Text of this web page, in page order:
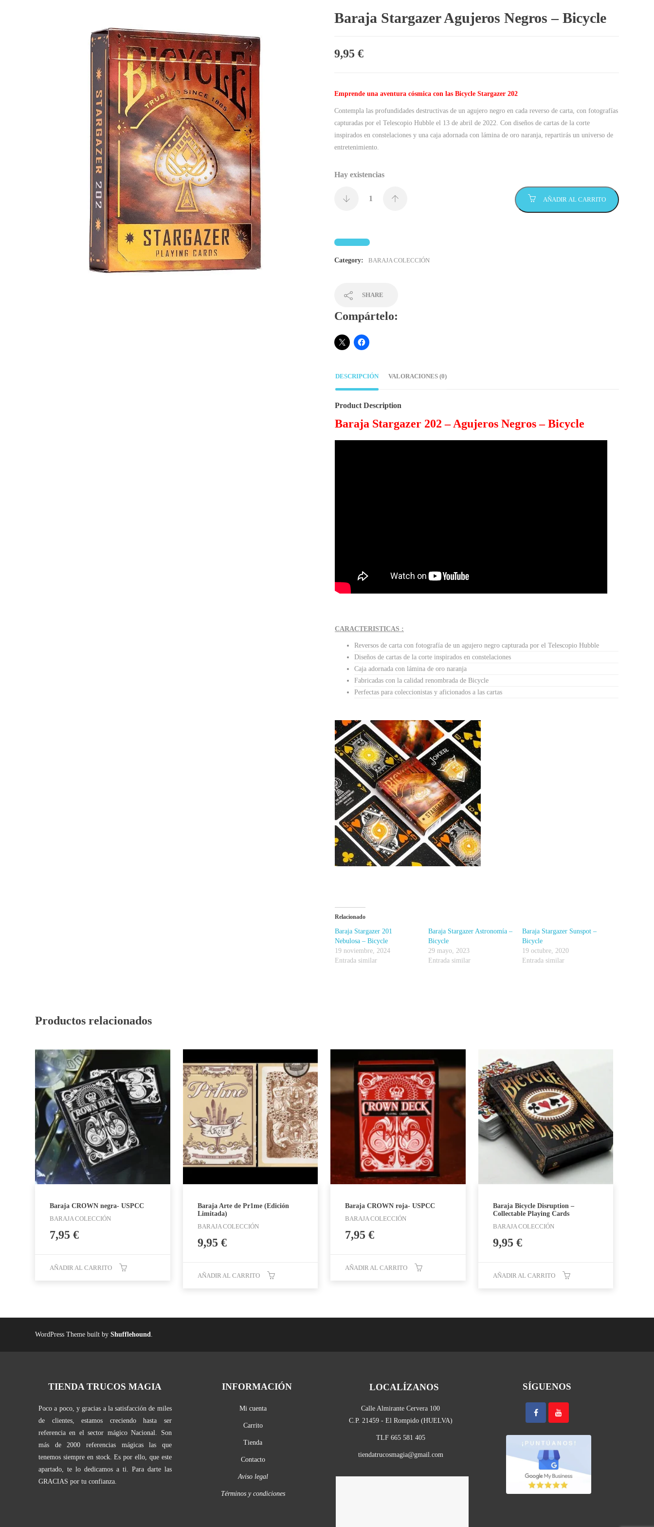
Baraja Stargazer Agujeros Negros – Bicycle
9,95 €
Emprende una aventura cósmica con las Bicycle Stargazer 202
Contempla las profundidades destructivas de un agujero negro en cada reverso de carta, con fotografías
capturadas por el Telescopio Hubble el 13 de abril de 2022. Con diseños de cartas de la corte
inspirados en constelaciones y una caja adornada con lámina de oro naranja, repartirás un universo de
entretenimiento.
Hay existencias
AÑADIR AL CARRITO
Category: BARAJA COLECCIÓN
SHARE
Compártelo:
DESCRIPCIÓN VALORACIONES (0)
Product Description
Baraja Stargazer 202 – Agujeros Negros – Bicycle
CARACTERISTICAS :
Reversos de carta con fotografía de un agujero negro capturada por el Telescopio Hubble
Diseños de cartas de la corte inspirados en constelaciones
Caja adornada con lámina de oro naranja
Fabricadas con la calidad renombrada de Bicycle
Perfectas para coleccionistas y aficionados a las cartas
Relacionado
Baraja Stargazer 201
Nebulosa – Bicycle
19 noviembre, 2024
Entrada similar
Baraja Stargazer Astronomía –
Bicycle
29 mayo, 2023
Entrada similar
Baraja Stargazer Sunspot –
Bicycle
19 octubre, 2020
Entrada similar
Productos relacionados
Baraja CROWN negra- USPCC
BARAJA COLECCIÓN
7,95 €
AÑADIR AL CARRITO
Baraja Arte de Pr1me (Edición
Limitada)
BARAJA COLECCIÓN
9,95 €
AÑADIR AL CARRITO
Baraja CROWN roja- USPCC
BARAJA COLECCIÓN
7,95 €
AÑADIR AL CARRITO
Baraja Bicycle Disruption –
Collectable Playing Cards
BARAJA COLECCIÓN
9,95 €
AÑADIR AL CARRITO
WordPress Theme built by Shufflehound.
TIENDA TRUCOS MAGIA
Poco a poco, y gracias a la satisfacción de miles
de clientes, estamos creciendo hasta ser
referencia en el sector mágico Nacional. Son
más de 2000 referencias mágicas las que
tenemos siempre en stock. Es por ello, que este
apartado, te lo dedicamos a ti. Para darte las
GRACIAS por tu confianza.
INFORMACIÓN
Mi cuenta
Carrito
Tienda
Contacto
Aviso legal
Términos y condiciones
LOCALÍZANOS
Calle Almirante Cervera 100
C.P. 21459 - El Rompido (HUELVA)
TLF 665 581 405
tiendatrucosmagia@gmail.com
SÍGUENOS